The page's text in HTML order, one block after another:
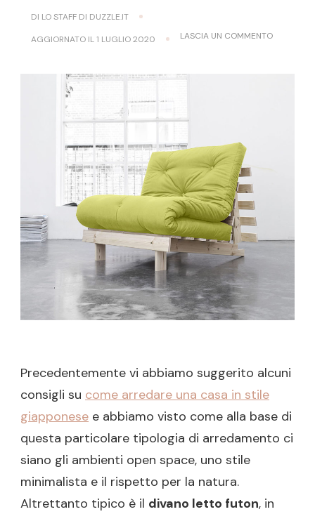
DI LO STAFF DI DUZZLE.IT
AGGIORNATO IL 1 LUGLIO 2020 LASCIA UN COMMENTOSU
Precedentemente vi abbiamo suggerito alcuni
consigli su come arredare una casa in stile
giapponese e abbiamo visto come alla base di
questa particolare tipologia di arredamento ci
siano gli ambienti open space, uno stile
minimalista e il rispetto per la natura.
Altrettanto tipico è il divano letto futon, in